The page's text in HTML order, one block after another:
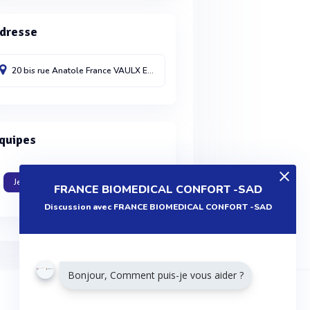
FRANCE BIOMEDICAL CONFORT -SAD
Discussion avec FRANCE BIOMEDICAL CONFORT -SAD
Bonjour, Comment puis-je vous aider ?
20 bis rue Anatole FranceVAULX EN VELIN
Je travaille dans cette entreprise